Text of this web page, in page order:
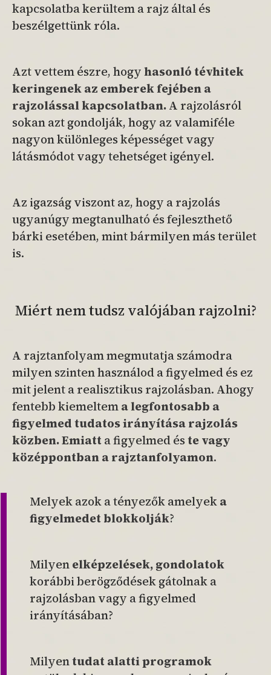
kapcsolatba kerültem a rajz által és
beszélgettünk róla.
Azt vettem észre, hogyhasonló tévhitek
keringenek az emberek fejében a
rajzolással kapcsolatban.A rajzolásról
sokan azt gondolják, hogy az valamiféle
nagyon különleges képességet vagy
látásmódot vagy tehetséget igényel.
Az igazság viszont az, hogy a rajzolás
ugyanúgy megtanulható és fejleszthető
bárki esetében, mint bármilyen más terület
is.
Miért nem tudsz valójában rajzolni?
A rajztanfolyam megmutatja számodra
milyen szinten használod a figyelmed és ez
mit jelent a realisztikus rajzolásban. Ahogy
fentebb kiemeltema legfontosabb a
figyelmed tudatos irányítása rajzolás
közben.Emiatta figyelmed éste vagy
középpontban a rajztanfolyamon.
Melyek azok a tényezők amelyeka
figyelmedet blokkolják?
Milyenelképzelések, gondolatok
korábbi berögződések gátolnak a
rajzolásban vagy a figyelmed
irányításában?
Milyentudat alatti programok